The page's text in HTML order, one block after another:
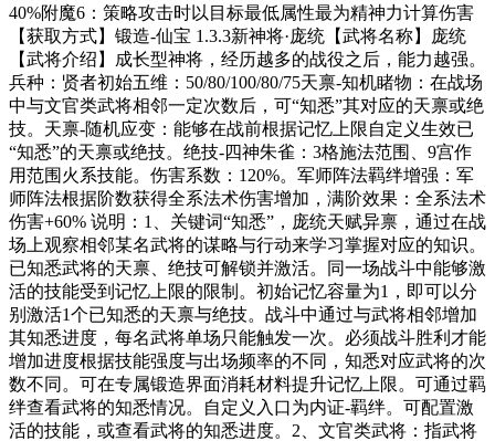
40%附魔6：策略攻击时以目标最低属性最为精神力计算伤害
【获取方式】锻造-仙宝 1.3.3新神将·庞统【武将名称】庞统
【武将介绍】成长型神将，经历越多的战役之后，能力越强。
兵种：贤者初始五维：50/80/100/80/75天禀-知机睹物：在战场
中与文官类武将相邻一定次数后，可“知悉”其对应的天禀或绝
技。天禀-随机应变：能够在战前根据记忆上限自定义生效已
“知悉”的天禀或绝技。绝技-四神朱雀：3格施法范围、9宫作
用范围火系技能。伤害系数：120%。军师阵法羁绊增强：军
师阵法根据阶数获得全系法术伤害增加，满阶效果：全系法术
伤害+60% 说明：1、关键词“知悉”，庞统天赋异禀，通过在战
场上观察相邻某名武将的谋略与行动来学习掌握对应的知识。
已知悉武将的天禀、绝技可解锁并激活。同一场战斗中能够激
活的技能受到记忆上限的限制。初始记忆容量为1，即可以分
别激活1个已知悉的天禀与绝技。战斗中通过与武将相邻增加
其知悉进度，每名武将单场只能触发一次。必须战斗胜利才能
增加进度根据技能强度与出场频率的不同，知悉对应武将的次
数不同。可在专属锻造界面消耗材料提升记忆上限。可通过羁
绊查看武将的知悉情况。自定义入口为内证-羁绊。可配置激
活的技能，或查看武将的知悉进度。2、文官类武将：指武将